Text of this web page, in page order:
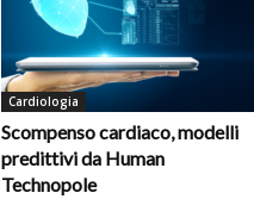
Cardiologia
Scompenso cardiaco, modelli
predittivi da Human
Technopole